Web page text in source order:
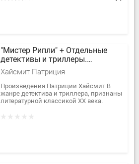
"Мистер Рипли" + Отдельные
детективы и триллеры.
Компиляция. Книги 1-12
Хайсмит Патриция
Произведения Патриции Хайсмит В
жанре детектива и триллера, признаны
литературной классикой XX века.